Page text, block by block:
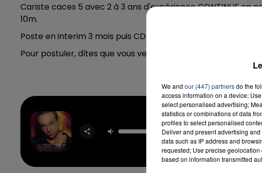
Cariste caces 5 avec 2 à 3 ans d'expérience CONTINUE en
10m.
Poste en interim 3 mois puis CDI possible.
Pour postuler, dîtes que vous venez de la part de Contact FM:
I'm Still In Love
In Love With You
SEAN PAUL
We and our (447) partnersdo the
access information on a device;
select personalised advertising;
statistics or combinations of data
profiles to select personalised
Deliver and present advertising
data such as IP address and
requested; Use precise
based on information transmitted